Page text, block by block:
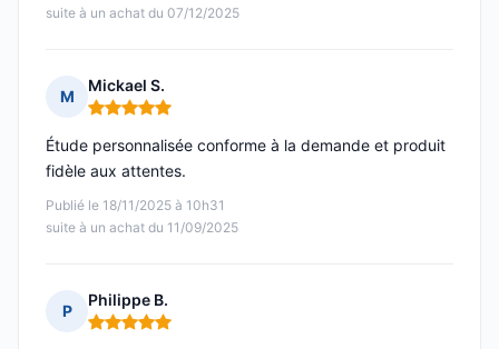
suite à un achat du 07/12/2025
M
Mickael S.
Note : 5 sur 5
Publié le 18/11/2025 à 10h31
suite à un achat du 11/09/2025
Étude personnalisée conforme à la demande et produit
fidèle aux attentes.
P
Philippe B.
Note : 5 sur 5